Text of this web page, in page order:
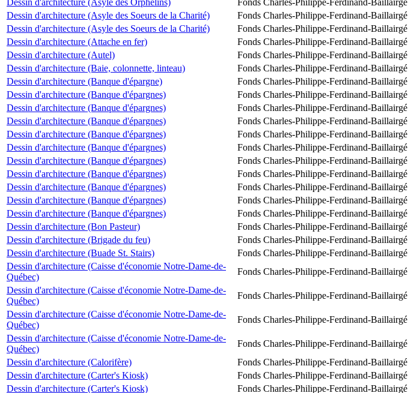
Dessin d'architecture (Asyle des Orphelins)
Fonds Charles-Philippe-Ferdinand-Baillairgé
Dessin d'architecture (Asyle des Soeurs de la Charité)
Fonds Charles-Philippe-Ferdinand-Baillairgé
Dessin d'architecture (Asyle des Soeurs de la Charité)
Fonds Charles-Philippe-Ferdinand-Baillairgé
Dessin d'architecture (Attache en fer)
Fonds Charles-Philippe-Ferdinand-Baillairgé
Dessin d'architecture (Autel)
Fonds Charles-Philippe-Ferdinand-Baillairgé
Dessin d'architecture (Baie, colonnette, linteau)
Fonds Charles-Philippe-Ferdinand-Baillairgé
Dessin d'architecture (Banque d'épargne)
Fonds Charles-Philippe-Ferdinand-Baillairgé
Dessin d'architecture (Banque d'épargnes)
Fonds Charles-Philippe-Ferdinand-Baillairgé
Dessin d'architecture (Banque d'épargnes)
Fonds Charles-Philippe-Ferdinand-Baillairgé
Dessin d'architecture (Banque d'épargnes)
Fonds Charles-Philippe-Ferdinand-Baillairgé
Dessin d'architecture (Banque d'épargnes)
Fonds Charles-Philippe-Ferdinand-Baillairgé
Dessin d'architecture (Banque d'épargnes)
Fonds Charles-Philippe-Ferdinand-Baillairgé
Dessin d'architecture (Banque d'épargnes)
Fonds Charles-Philippe-Ferdinand-Baillairgé
Dessin d'architecture (Banque d'épargnes)
Fonds Charles-Philippe-Ferdinand-Baillairgé
Dessin d'architecture (Banque d'épargnes)
Fonds Charles-Philippe-Ferdinand-Baillairgé
Dessin d'architecture (Banque d'épargnes)
Fonds Charles-Philippe-Ferdinand-Baillairgé
Dessin d'architecture (Banque d'épargnes)
Fonds Charles-Philippe-Ferdinand-Baillairgé
Dessin d'architecture (Bon Pasteur)
Fonds Charles-Philippe-Ferdinand-Baillairgé
Dessin d'architecture (Brigade du feu)
Fonds Charles-Philippe-Ferdinand-Baillairgé
Dessin d'architecture (Buade St. Stairs)
Fonds Charles-Philippe-Ferdinand-Baillairgé
Dessin d'architecture (Caisse d'économie Notre-Dame-de-
Québec)
Fonds Charles-Philippe-Ferdinand-Baillairgé
Dessin d'architecture (Caisse d'économie Notre-Dame-de-
Québec)
Fonds Charles-Philippe-Ferdinand-Baillairgé
Dessin d'architecture (Caisse d'économie Notre-Dame-de-
Québec)
Fonds Charles-Philippe-Ferdinand-Baillairgé
Dessin d'architecture (Caisse d'économie Notre-Dame-de-
Québec)
Fonds Charles-Philippe-Ferdinand-Baillairgé
Dessin d'architecture (Calorifère)
Fonds Charles-Philippe-Ferdinand-Baillairgé
Dessin d'architecture (Carter's Kiosk)
Fonds Charles-Philippe-Ferdinand-Baillairgé
Dessin d'architecture (Carter's Kiosk)
Fonds Charles-Philippe-Ferdinand-Baillairgé